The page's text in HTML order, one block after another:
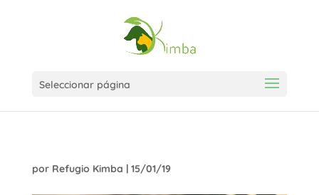
Seleccionar página
por Refugio Kimba | 15/01/19